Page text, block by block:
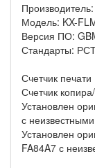
Модель: KX-
Версия ПО:
Стандарты:
Счетчик
Счетчик
Установлен
с
Установлен
FA84A7 с